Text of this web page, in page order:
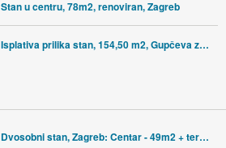
Stan u centru, 78m2, renoviran, Zagreb
Isplativa prilika stan, 154,50 m2, Gupčeva zvijezda, Zagreb
Dvosobni stan, Zagreb: Centar - 49m2 + terasa 10m2